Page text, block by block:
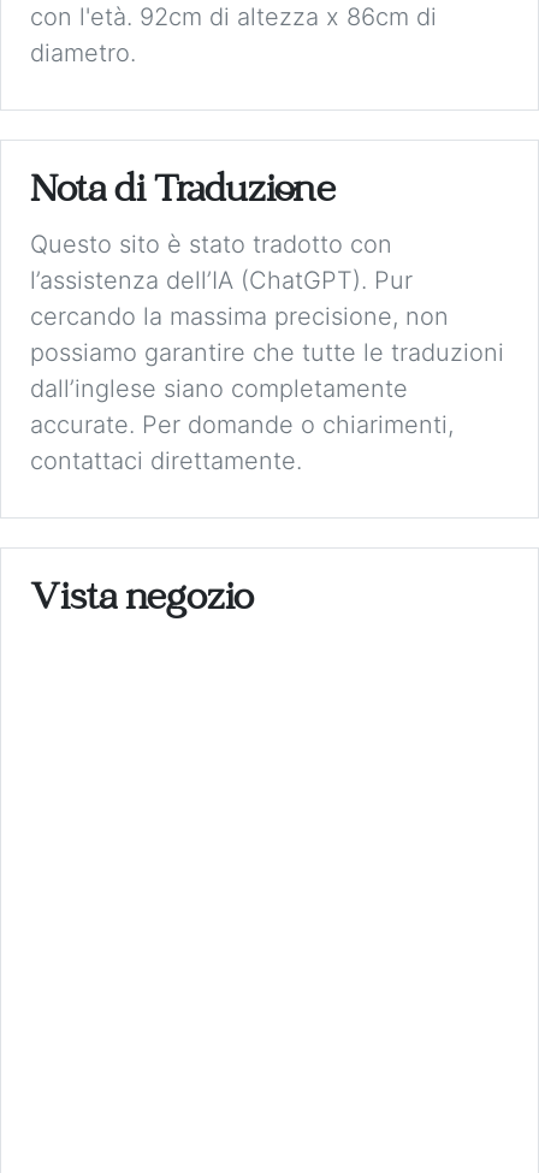
con l'età. 92cm di altezza x 86cm di
diametro.
Nota di Traduzione
Questo sito è stato tradotto con
l’assistenza dell’IA (ChatGPT). Pur
cercando la massima precisione, non
possiamo garantire che tutte le traduzioni
dall’inglese siano completamente
accurate. Per domande o chiarimenti,
contattaci direttamente.
Vista negozio